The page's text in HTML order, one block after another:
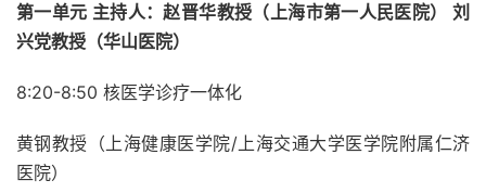
第一单元 主持人：赵晋华教授（上海市第一人民医院） 刘
兴党教授（华山医院）
8:20-8:50 核医学诊疗一体化
黄钢教授（上海健康医学院/上海交通大学医学院附属仁济
医院）